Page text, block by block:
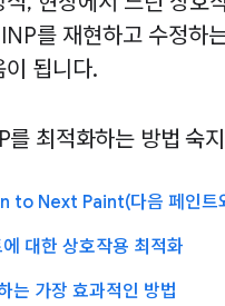
를 재현하고 수정하
됩니다.
를 최적화하는 방법 숙지
Next Paint(다음 페인트
대한 상호작용 최적화
는 가장 효과적인 방법